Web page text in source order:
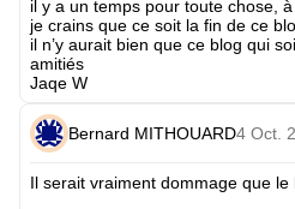
il y a un temps pour toute chose,
je crains que ce soit la fin de ce
il n’y aurait bien que ce blog qui
amitiés
Jaqe W
Bernard MITHOUARD4 Oct.
Il serait vraiment dommage que le